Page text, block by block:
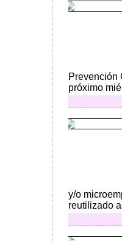
Prevención
próximo
y/o
reutilizado